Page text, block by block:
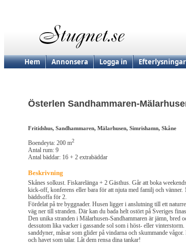
Hem Annonsera Logga in Efterlysningar
Österlen Sandhammaren-
Fritidshus, Sandhammaren, Mälarhusen, Simrishamn, Skåne
Boendeyta: 200 m2
Antal rum: 9
Antal bäddar: 16 + 2 extrabäddar
Beskrivning
Skånes solkust. Fiskarelänga + 2 Gästhus. Går att boka
kick-off, konferens eller bara för att njuta med familj och vänner.
bäddsoffa för 2.
Fördelat på tre byggnader. Husen ligger i anslutning till ett
väg ner till stranden. Där kan du bada helt ostört på Sveriges
Den unika stranden i Mälarhusen-Sandhammaren är jämn, bred
dessutom lika vacker i gassande sol som i höst- eller
sanddyner, måsar som glider på vindarna och skummande
och havet som talar. Låt dem rensa dina tankar!